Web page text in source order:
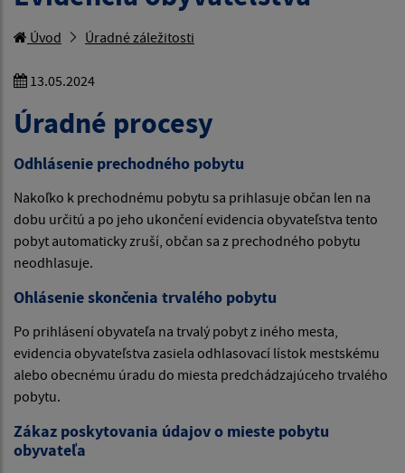
Úvod Úradné záležitosti
13.05.2024
Úradné procesy
Odhlásenie prechodného pobytu
Nakoľko k prechodnému pobytu sa prihlasuje občan len na
dobu určitú a po jeho ukončení evidencia obyvateľstva tento
pobyt automaticky zruší, občan sa z prechodného pobytu
neodhlasuje.
Ohlásenie skončenia trvalého pobytu
Po prihlásení obyvateľa na trvalý pobyt z iného mesta,
evidencia obyvateľstva zasiela odhlasovací lístok mestskému
alebo obecnému úradu do miesta predchádzajúceho trvalého
pobytu.
Zákaz poskytovania údajov o mieste pobytu
obyvateľa